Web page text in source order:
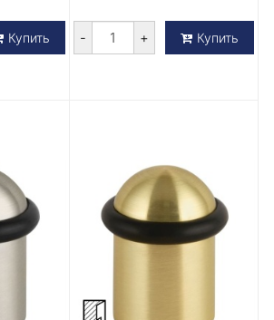
Купить - + Купить